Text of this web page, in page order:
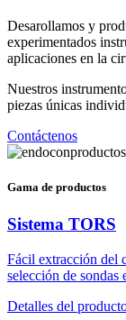
Desarollamos y
experimentados
aplicaciones en la
Nuestros
piezas únicas
Contáctenos
Gama de productos
Sistema TORS
Fácil extracción del
selección de sondas
Detalles del